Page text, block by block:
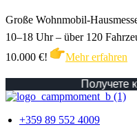
Große Wohnmobil-
10–18 Uhr – über 120
10.000 €!
Mehr erfahren
Получете
+359 89 552 4009